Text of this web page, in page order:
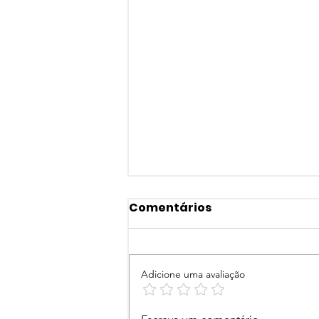
Festival Ruydstock
Comentários
Adicione uma avaliação